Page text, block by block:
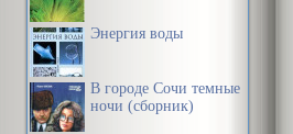
Энергия воды
В городе Сочи темные
ночи (сборник)